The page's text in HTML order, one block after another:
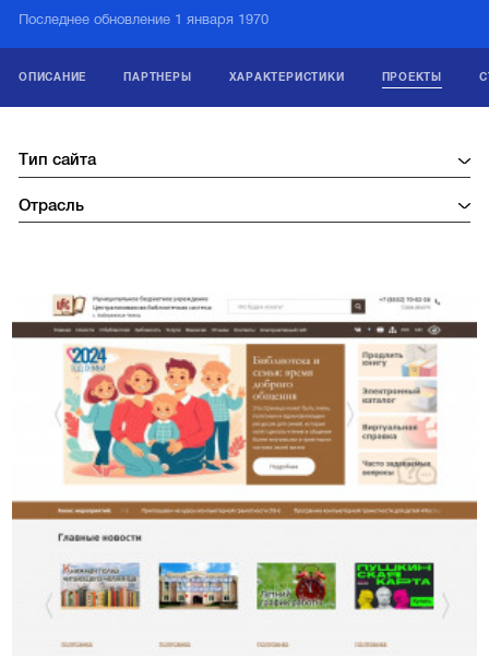
Последнее обновление 1 января 1970
ОПИСАНИЕ ПАРТНЕРЫ ХАРАКТЕРИСТИКИ ПРОЕКТЫ